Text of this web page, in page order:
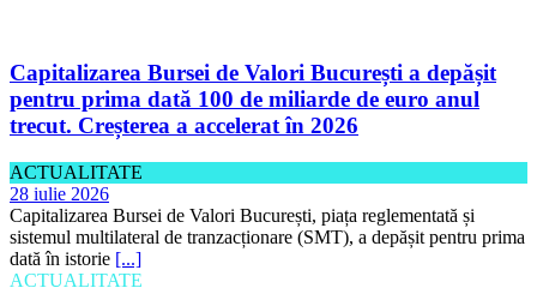
Capitalizarea Bursei de Valori București a depășit
pentru prima dată 100 de miliarde de euro anul
trecut. Creșterea a accelerat în 2026
ACTUALITATE
28 iulie 2026
Capitalizarea Bursei de Valori București, piața reglementată și
sistemul multilateral de tranzacționare (SMT), a depășit pentru prima
dată în istorie [...]
ACTUALITATE